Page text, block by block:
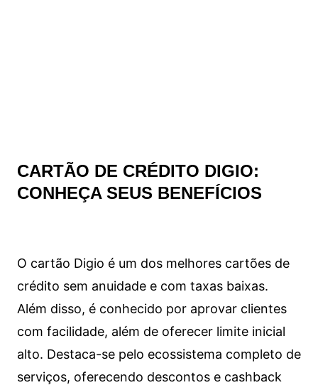
CARTÃO DE CRÉDITO DIGIO:
CONHEÇA SEUS BENEFÍCIOS
O cartão Digio é um dos melhores cartões de
crédito sem anuidade e com taxas baixas.
Além disso, é conhecido por aprovar clientes
com facilidade, além de oferecer limite inicial
alto. Destaca-se pelo ecossistema completo de
serviços, oferecendo descontos e cashback